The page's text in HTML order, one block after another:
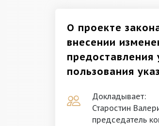
О проекте
внесении
предоставления
пользования
Докладывает:
Старостин
председатель